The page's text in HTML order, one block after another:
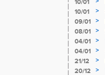
10/01
10/01
>
09/01 >
08/01
>
04/01
>
04/01
>
21/12
>
20/12
>